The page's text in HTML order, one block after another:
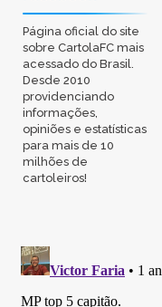
Página oficial do site
sobre CartolaFC mais
acessado do Brasil.
Desde 2010
providenciando
informações,
opiniões e estatísticas
para mais de 10
milhões de
cartoleiros!